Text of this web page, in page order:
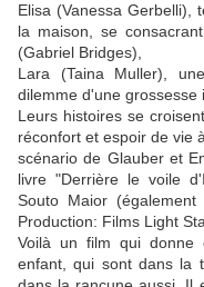
Elisa (Vanessa Gerbelli),
la maison, se
(Gabriel Bridges),
Lara (Taina Muller),
dilemme d'une grossesse
Leurs histoires se
réconfort et espoir de vie
scénario de Glauber et
livre "Derrière le voile
Souto Maior
Production: Films Light
Voilà un film qui donne
enfant, qui sont dans la